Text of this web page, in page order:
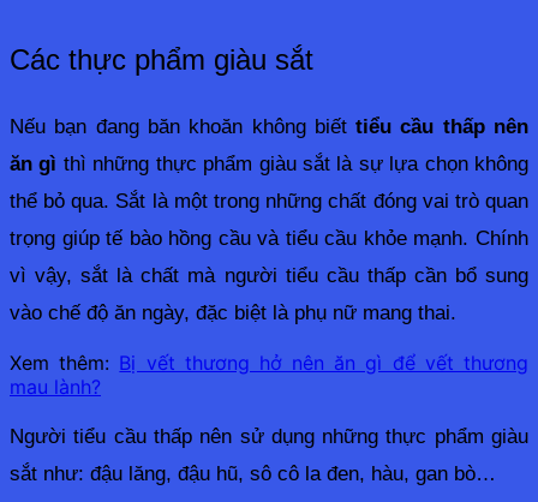
Các thực phẩm giàu sắt
Nếu bạn đang băn khoăn không biết tiểu cầu thấp nên
ăn gì thì những thực phẩm giàu sắt là sự lựa chọn không
thể bỏ qua. Sắt là một trong những chất đóng vai trò quan
trọng giúp tế bào hồng cầu và tiểu cầu khỏe mạnh. Chính
vì vậy, sắt là chất mà người tiểu cầu thấp cần bổ sung
vào chế độ ăn ngày, đặc biệt là phụ nữ mang thai.
Xem thêm: Bị vết thương hở nên ăn gì để vết thương
mau lành?
Người tiểu cầu thấp nên sử dụng những thực phẩm giàu
sắt như: đậu lăng, đậu hũ, sô cô la đen, hàu, gan bò…